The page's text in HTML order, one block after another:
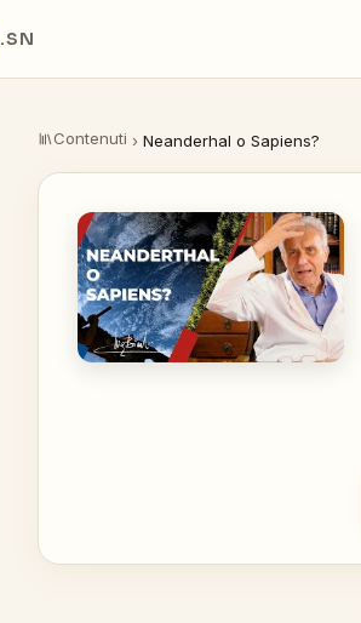
.SN
Contenuti › Neanderhal o Sapiens?